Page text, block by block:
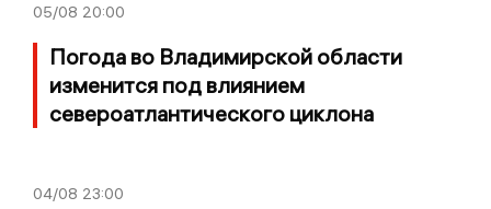
05/08 20:00
Погода во Владимирской области
изменится под влиянием
североатлантического циклона
04/08 23:00